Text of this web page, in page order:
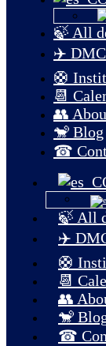
🍃 All
✈️ DMC
🛟
📆
👥
🐒 Blog
☎
🍃 All
✈️
🛟
📆
👥
🐒
☎